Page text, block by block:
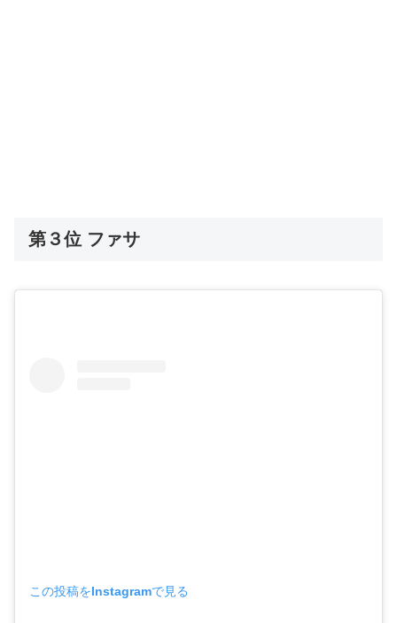
第３位 ファサ
この投稿をInstagramで見る